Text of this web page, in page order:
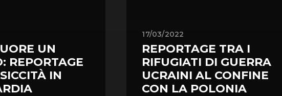
UN
REPORTAGE
IN
17/03/2022
REPORTAGE TRA I
RIFUGIATI DI GUERRA
UCRAINI AL CONFINE
CON LA POLONIA